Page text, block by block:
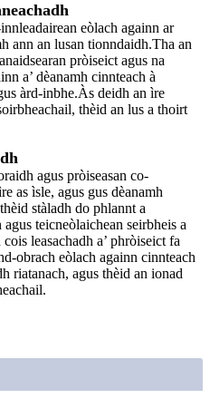
eòlach againn ar
ann an lusan tionndaidh.Tha an
pròiseict agus na
a’ dèanamh cinnteach à
àrd-inbhe.Às deidh an ìre
thèid an lus a thoirt
agus pròiseasan co-
as ìsle, agus gus dèanamh
stàladh do phlannt a
teicneòlaichean seirbheis a
leasachadh a’ phròiseict fa
obrach eòlach againn cinnteach
riatanach, agus thèid an ionad